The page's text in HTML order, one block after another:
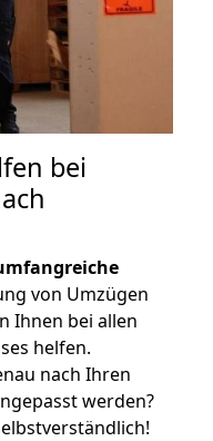
bei
von Umzügen
Ihnen bei allen
helfen.
nach Ihren
werden?